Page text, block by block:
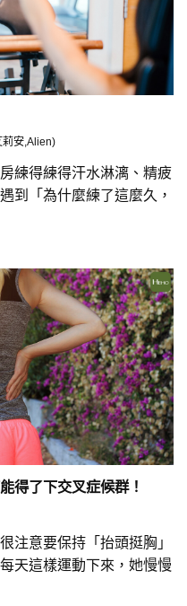
莉安,Alien)
練得練得汗水淋漓、精疲
到「為什麼練了這麼久，
得了下交叉症候群！
注意要保持「抬頭挺胸」
天這樣運動下來，她慢慢